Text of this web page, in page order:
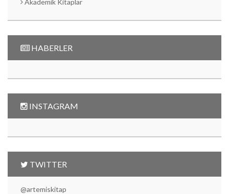
Akademik Kitaplar
HABERLER
INSTAGRAM
TWITTER
@artemiskitap